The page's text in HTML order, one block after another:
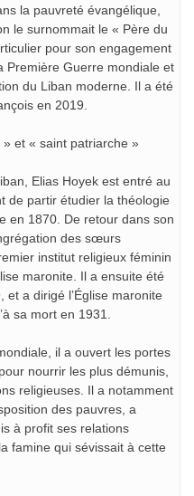
la pauvreté évangélique,
le surnommait le « Père du
pour son engagement
Première Guerre mondiale et
du Liban moderne. Il a été
en 2019.
et « saint patriarche »
Elias Hoyek est entré au
de partir étudier la théologie
en 1870. De retour dans son
des sœurs
institut religieux féminin
maronite. Il a ensuite été
et a dirigé l’Église maronite
sa mort en 1931.
il a ouvert les portes
nourrir les plus démunis,
religieuses. Il a notamment
des pauvres, a
à profit ses relations
famine qui sévissait à cette